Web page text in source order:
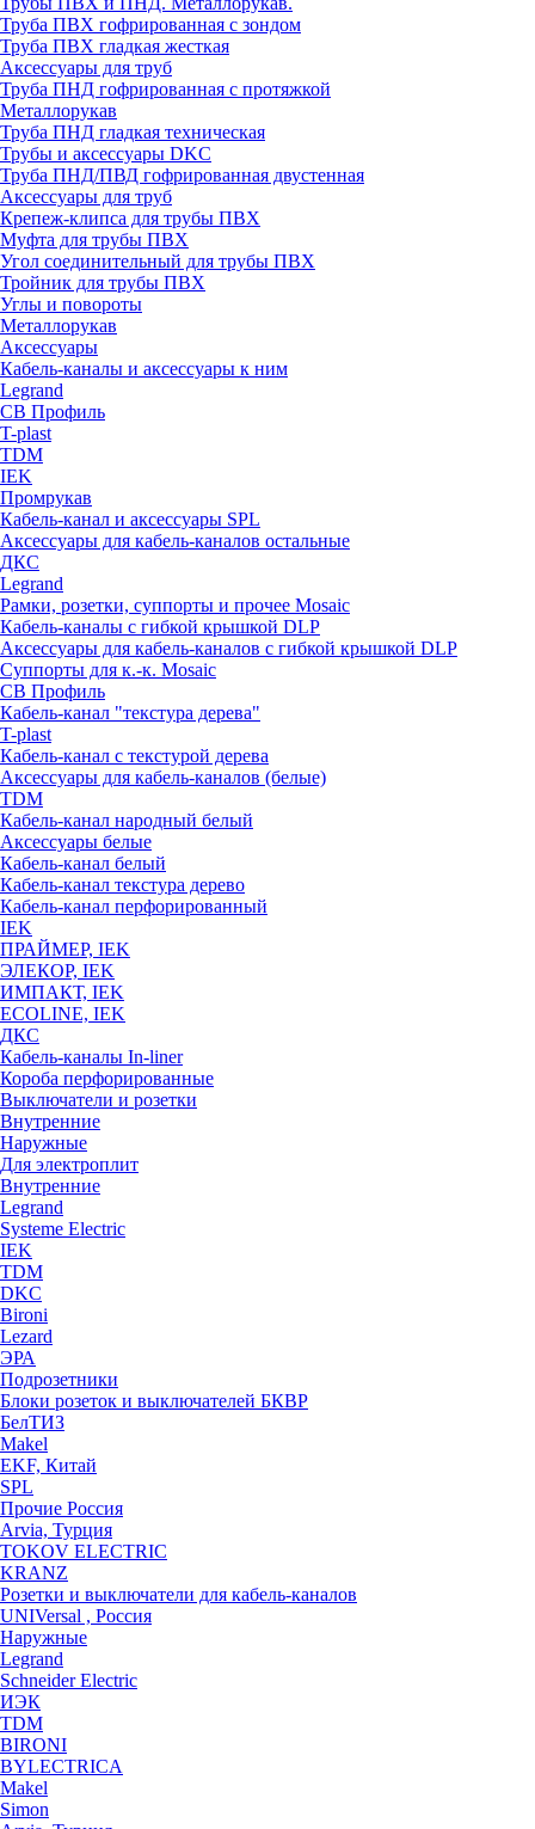
Труба ПВХ гофрированная с зондом
Труба ПВХ гладкая жесткая
Аксессуары для труб
Труба ПНД гофрированная с протяжкой
Металлорукав
Труба ПНД гладкая техническая
Трубы и аксессуары DKC
Труба ПНД/ПВД гофрированная двустенная
Аксессуары для труб
Крепеж-клипса для трубы ПВХ
Муфта для трубы ПВХ
Угол соединительный для трубы ПВХ
Тройник для трубы ПВХ
Углы и повороты
Металлорукав
Аксессуары
Кабель-каналы и аксессуары к ним
Legrand
СВ Профиль
T-plast
TDM
IEK
Промрукав
Кабель-канал и аксессуары SPL
Аксессуары для кабель-каналов остальные
ДКС
Legrand
Рамки, розетки, суппорты и прочее Mosaic
Кабель-каналы с гибкой крышкой DLP
Аксессуары для кабель-каналов с гибкой крышкой DLP
Суппорты для к.-к. Mosaic
СВ Профиль
Кабель-канал "текстура дерева"
T-plast
Кабель-канал с текстурой дерева
Аксессуары для кабель-каналов (белые)
TDM
Кабель-канал народный белый
Аксессуары белые
Кабель-канал белый
Кабель-канал текстура дерево
Кабель-канал перфорированный
IEK
ПРАЙМЕР, IEK
ЭЛЕКОР, IEK
ИМПАКТ, IEK
ECOLINE, IEK
ДКС
Кабель-каналы In-liner
Короба перфорированные
Выключатели и розетки
Внутренние
Наружные
Для электроплит
Внутренние
Legrand
Systeme Electric
IEK
TDM
DKC
Bironi
Lezard
ЭРА
Подрозетники
Блоки розеток и выключателей БКВР
БелТИЗ
Makel
EKF, Китай
SPL
Прочие Россия
Arvia, Турция
TOKOV ELECTRIC
KRANZ
Розетки и выключатели для кабель-каналов
UNIVersal , Россия
Наружные
Legrand
Schneider Electric
ИЭК
TDM
BIRONI
BYLECTRICA
Makel
Simon